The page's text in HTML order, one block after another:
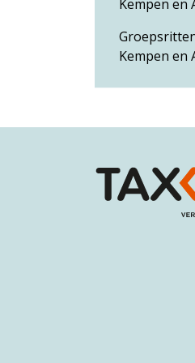
Kempen en
Kempen en